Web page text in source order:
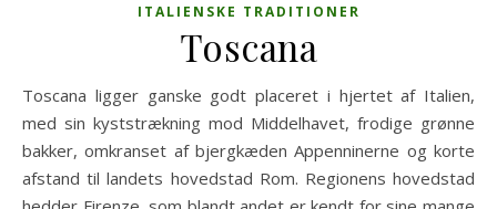
ITALIENSKE TRADITIONER
Toscana
Toscana ligger ganske godt placeret i hjertet af Italien,
med sin kyststrækning mod Middelhavet, frodige grønne
bakker, omkranset af bjergkæden Appenninerne og korte
afstand til landets hovedstad Rom. Regionens hovedstad